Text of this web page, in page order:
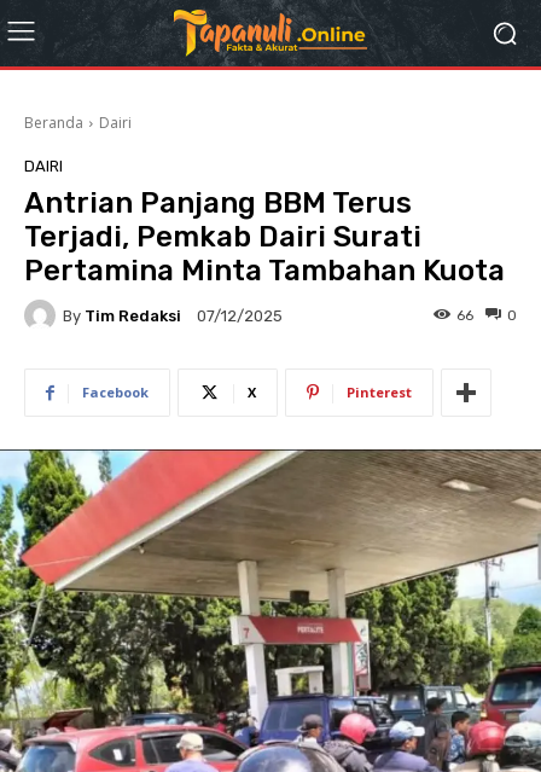
Beranda Dairi
DAIRI
Antrian Panjang BBM Terus
Terjadi, Pemkab Dairi Surati
Pertamina Minta Tambahan Kuota
By Tim Redaksi 07/12/2025 0
66
Facebook X Pinterest